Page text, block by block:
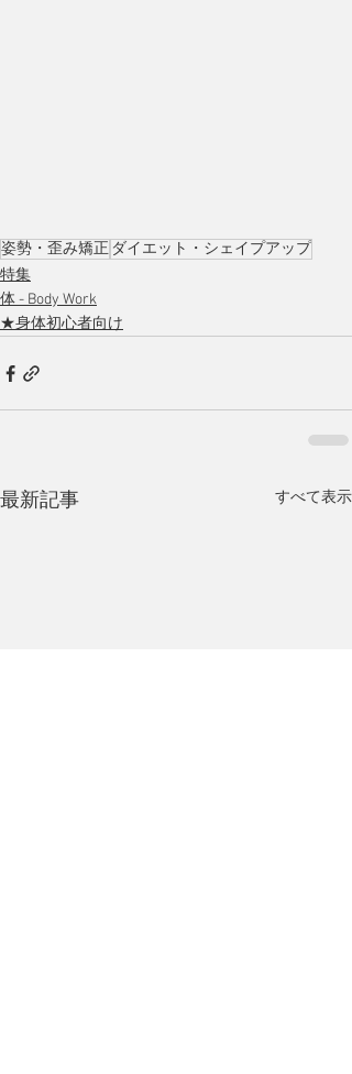
姿勢・歪み矯正 ダイエット・シェイプアップ
特集
体 - Body Work
★身体初心者向け
最新記事 すべて表示